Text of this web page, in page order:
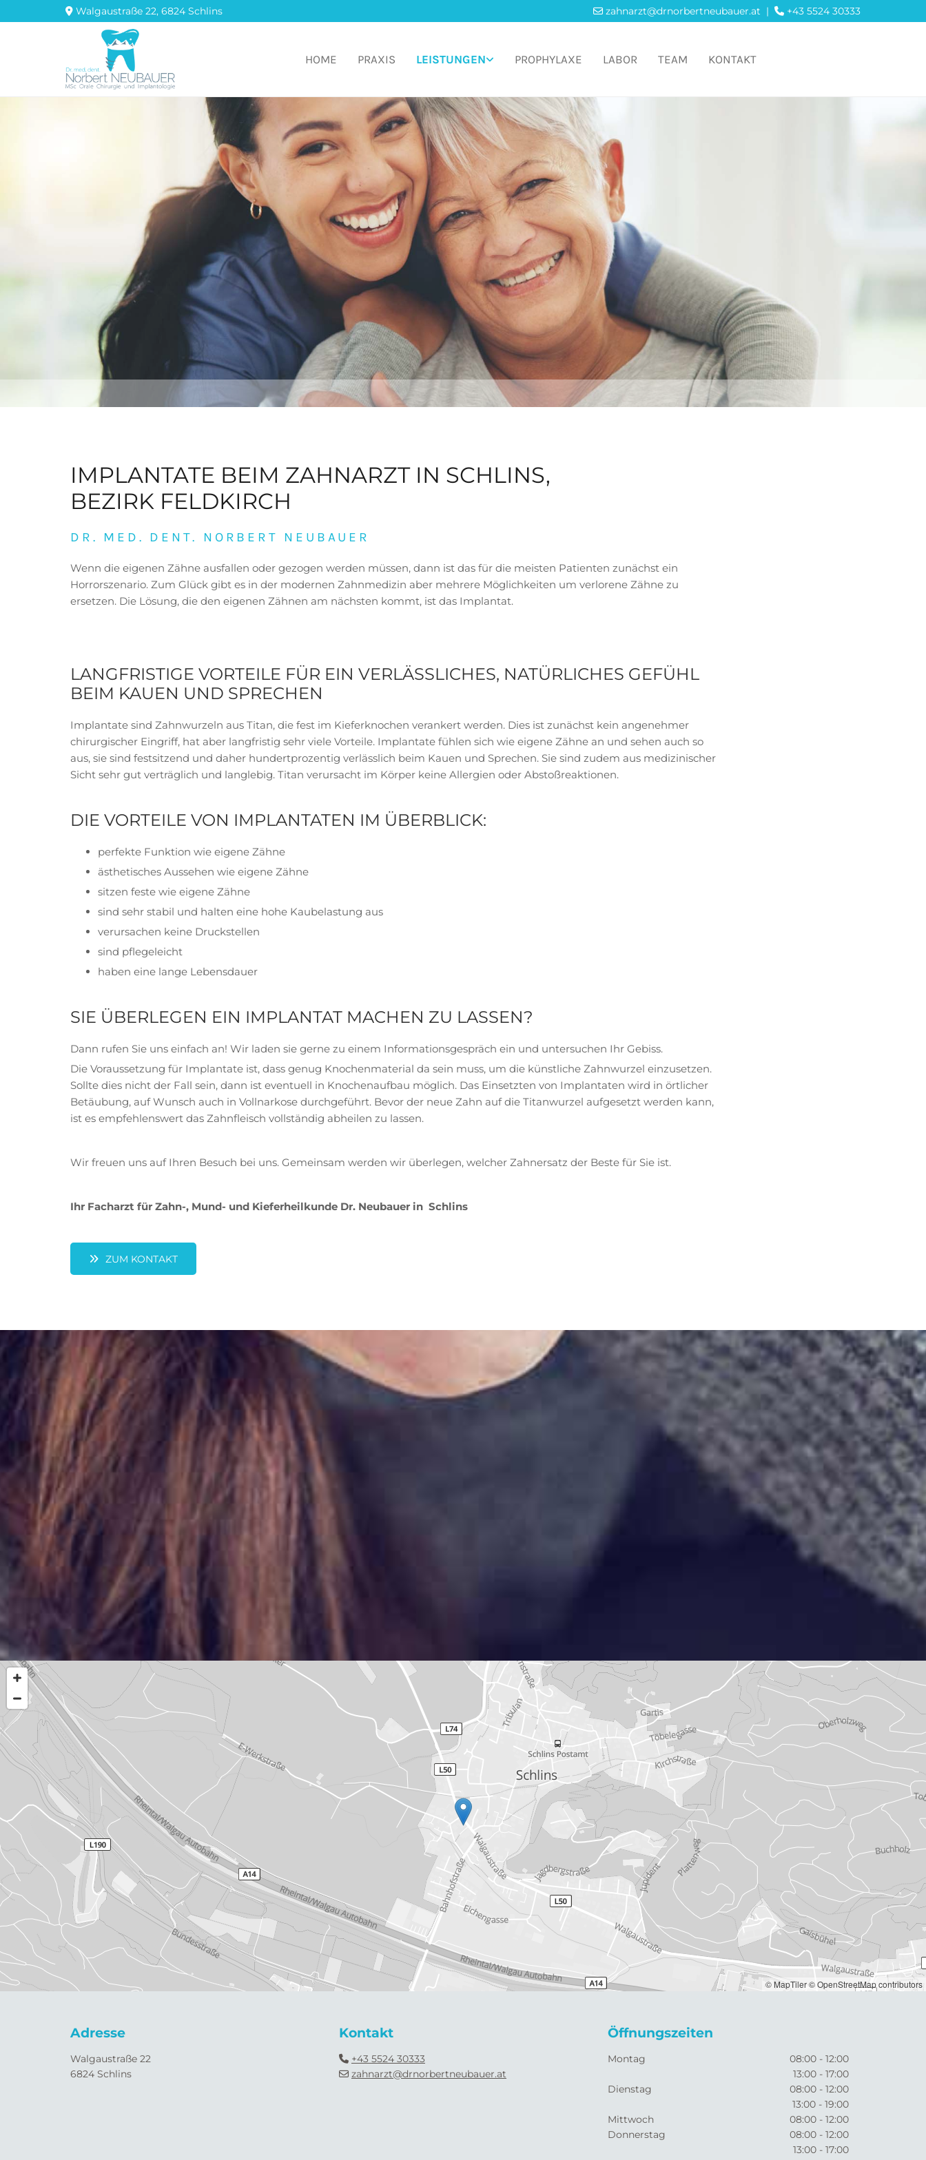
 Walgaustraße 22, 6824 Schlins  zahnarzt@drnorbertneubauer.at |  +43 5524 30333
HOME PRAXIS LEISTUNGEN PROPHYLAXE LABOR TEAM KONTAKT
IMPLANTATE BEIM ZAHNARZT IN SCHLINS,
BEZIRK FELDKIRCH
DR. MED. DENT. NORBERT NEUBAUER
Wenn die eigenen Zähne ausfallen oder gezogen werden müssen, dann ist das für die meisten Patienten zunächst ein
Horrorszenario. Zum Glück gibt es in der modernen Zahnmedizin aber mehrere Möglichkeiten um verlorene Zähne zu
ersetzen. Die Lösung, die den eigenen Zähnen am nächsten kommt, ist das Implantat.
LANGFRISTIGE VORTEILE FÜR EIN VERLÄSSLICHES, NATÜRLICHES GEFÜHL
BEIM KAUEN UND SPRECHEN
Implantate sind Zahnwurzeln aus Titan, die fest im Kieferknochen verankert werden. Dies ist zunächst kein angenehmer
chirurgischer Eingriff, hat aber langfristig sehr viele Vorteile. Implantate fühlen sich wie eigene Zähne an und sehen auch so
aus, sie sind festsitzend und daher hundertprozentig verlässlich beim Kauen und Sprechen. Sie sind zudem aus medizinischer
Sicht sehr gut verträglich und langlebig. Titan verursacht im Körper keine Allergien oder Abstoßreaktionen.
DIE VORTEILE VON IMPLANTATEN IM ÜBERBLICK:
perfekte Funktion wie eigene Zähne
ästhetisches Aussehen wie eigene Zähne
sitzen feste wie eigene Zähne
sind sehr stabil und halten eine hohe Kaubelastung aus
verursachen keine Druckstellen
sind pflegeleicht
haben eine lange Lebensdauer
SIE ÜBERLEGEN EIN IMPLANTAT MACHEN ZU LASSEN?
Dann rufen Sie uns einfach an! Wir laden sie gerne zu einem Informationsgespräch ein und untersuchen Ihr Gebiss.
Die Voraussetzung für Implantate ist, dass genug Knochenmaterial da sein muss, um die künstliche Zahnwurzel einzusetzen.
Sollte dies nicht der Fall sein, dann ist eventuell in Knochenaufbau möglich. Das Einsetzten von Implantaten wird in örtlicher
Betäubung, auf Wunsch auch in Vollnarkose durchgeführt. Bevor der neue Zahn auf die Titanwurzel aufgesetzt werden kann,
ist es empfehlenswert das Zahnfleisch vollständig abheilen zu lassen.
Wir freuen uns auf Ihren Besuch bei uns. Gemeinsam werden wir überlegen, welcher Zahnersatz der Beste für Sie ist.
Ihr Facharzt für Zahn-, Mund- und Kieferheilkunde Dr. Neubauer in Schlins
ZUM KONTAKT
© MapTiler© OpenStreetMap contributors
Adresse
Walgaustraße 22
6824 Schlins
Kontakt
 +43 5524 30333
 zahnarzt@drnorbertneubauer.at
Öffnungszeiten
Montag
08:00 - 12:00
13:00 - 17:00
Dienstag
08:00 - 12:00
13:00 - 19:00
Mittwoch
08:00 - 12:00
Donnerstag
08:00 - 12:00
13:00 - 17:00